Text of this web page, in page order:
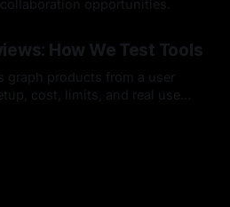
opportunities.
How We Test Tools
graph products from a user
cost, limits, and real use